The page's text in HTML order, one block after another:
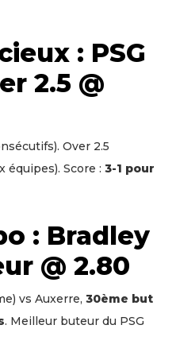
: PSG
2.5 @
Over 2.5
équipes). Score : 3-1 pour
: Bradley
@ 2.80
vs Auxerre, 30ème but
. Meilleur buteur du PSG